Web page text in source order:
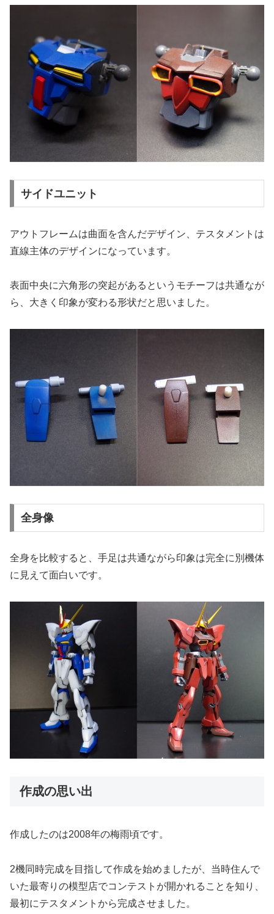
サイドユニット
アウトフレームは曲面を含んだデザイン、テスタメントは
直線主体のデザインになっています。
表面中央に六角形の突起があるというモチーフは共通なが
ら、大きく印象が変わる形状だと思いました。
全身像
全身を比較すると、手足は共通ながら印象は完全に別機体
に見えて面白いです。
作成の思い出
作成したのは2008年の梅雨頃です。
2機同時完成を目指して作成を始めましたが、当時住んで
いた最寄りの模型店でコンテストが開かれることを知り、
最初にテスタメントから完成させました。